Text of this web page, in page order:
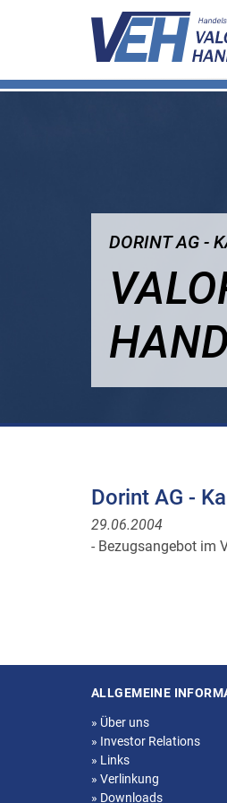
DORINT AG -
Dorint AG -
29.06.2004
- Bezugsangebot im
Seitenstruktur
ALLGEMEINE
» Über uns
» Investor Relations
» Links
» Verlinkung
» Downloads